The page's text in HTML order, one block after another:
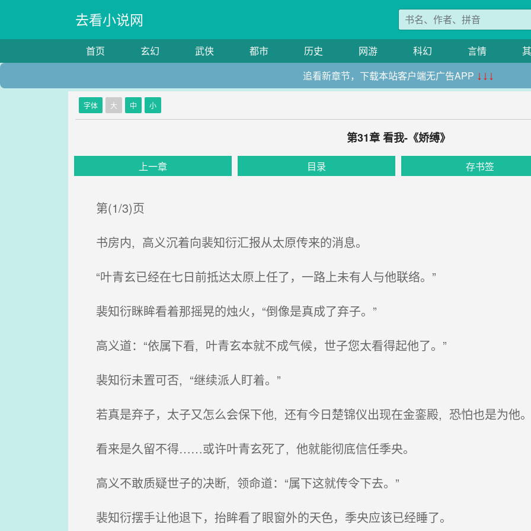
去看小说网
首页 玄幻 武侠 都市 历史 网游 科幻 言情
追看新章节，下载本站客户端无广告APP ↓↓↓
字体 大 中 小
第31章 看我-《娇缚》
上一章 目录 存书签
第(1/3)页
书房内, 高义沉着向裴知衍汇报从太原传来的消息。
“叶青玄已经在七日前抵达太原上任了，一路上未有人与他联络。”
裴知衍眯眸看着那摇晃的烛火，“倒像是真成了弃子。”
高义道：“依属下看, 叶青玄本就不成气候，世子您太看得起他了。”
裴知衍未置可否, “继续派人盯着。”
若真是弃子，太子又怎么会保下他, 还有今日楚锦仪出现在金銮殿, 恐怕也是为他
看来是久留不得……或许叶青玄死了, 他就能彻底信任季央。
高义不敢质疑世子的决断, 领命道：“属下这就传令下去。”
裴知衍摆手让他退下，抬眸看了眼窗外的天色，季央应该已经睡了。